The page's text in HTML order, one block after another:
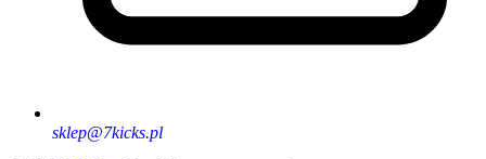
sklep@7kicks.pl